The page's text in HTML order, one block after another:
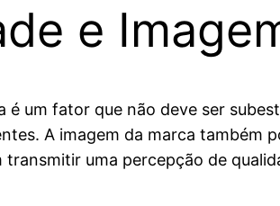
e
é um fator que não deve ser
A imagem da marca também
uma percepção de